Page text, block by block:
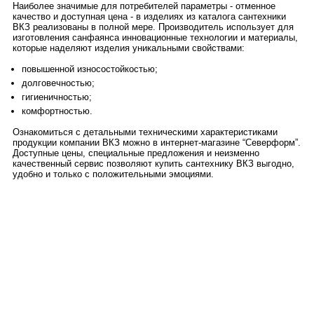
Наиболее значимые для потребителей параметры - отменное
качество и доступная цена - в изделиях из каталога сантехники
ВКЗ реализованы в полной мере. Производитель использует для
изготовления санфаянса инновационные технологии и материалы,
которые наделяют изделия уникальными свойствами:
повышенной износостойкостью;
долговечностью;
гигиеничностью;
комфортностью.
Ознакомиться с детальными техническими характеристиками
продукции компании ВКЗ можно в интернет-магазине “Северформ”.
Доступные цены, специальные предложения и неизменно
качественный сервис позволяют купить сантехнику ВКЗ выгодно,
удобно и только с положительными эмоциями.